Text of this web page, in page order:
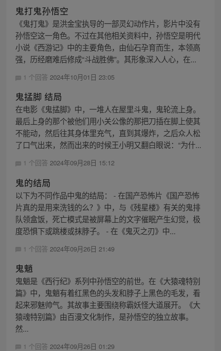
鬼打鬼孙悟空
《鬼打鬼》是洪金宝执导的一部灵幻动作片，影片中没有
孙悟空这一角色。不过在其他相关资料中，孙悟空是明代
小说《西游记》中的主要角色，由仙石孕育而生，本领高
强，历经磨难后修成“斗战胜佛”。其形象深入人心，在...
1 个回答 2024年10月01日 23:05
鬼掹脚 结局
在电影《鬼掹脚》中，一堆人在屋里斗鬼，鬼轮流上身。
最后上身的那个被他们用小关公像的那把刀插在脚上使其
不能动，然后往其身体里充气，直到其爆炸，之后众人松
了口气出来，然而出来的时候王小明又翻白眼说：“为什...
1 个回答 2024年09月28日 15:12
鬼的结局
以下为不同作品中鬼的结局： - 在国产恐怖片《国产恐怖
片真的是用来洗钱的么？》中，与《残星楼》有关的鬼排
队领盒饭，死亡模式是被屏幕上的文字催眠产生幻觉，极
度恐惧下或跳楼或抹脖子。 - 在《鬼灭之刃》中...
1 个回答 2024年09月26日 21:49
鬼魈
鬼魈是《西行纪》系列中孙悟空的前世。在《大猿魂特别
篇》中，鬼魈有着红黑色的头发和脖子上黑色的毛发，看
起来邪魅帅气。其故事主要围绕称霸妖怪大道展开。《大
猿魂特别篇》由百漫文化制作，是孙悟空的独立故事。
然...
1 个回答 2024年09月26日 01:29